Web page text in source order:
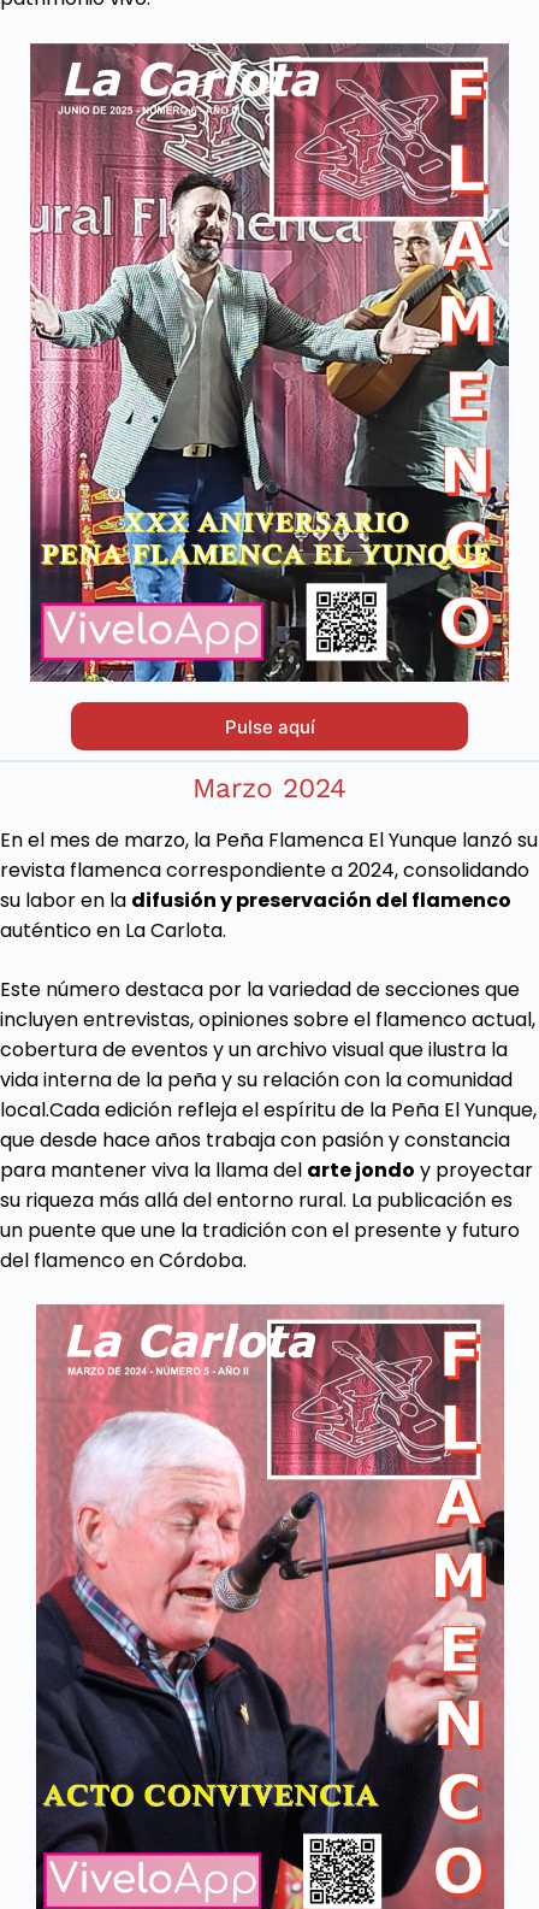
Pulse aquí
Marzo 2024
En el mes de marzo, la Peña Flamenca El Yunque lanzó su
revista flamenca correspondiente a 2024, consolidando
su labor en la difusión y preservación del flamenco
auténtico en La Carlota.
Este número destaca por la variedad de secciones que
incluyen entrevistas, opiniones sobre el flamenco actual,
cobertura de eventos y un archivo visual que ilustra la
vida interna de la peña y su relación con la comunidad
local.Cada edición refleja el espíritu de la Peña El Yunque,
que desde hace años trabaja con pasión y constancia
para mantener viva la llama del arte jondo y proyectar
su riqueza más allá del entorno rural. La publicación es
un puente que une la tradición con el presente y futuro
del flamenco en Córdoba.